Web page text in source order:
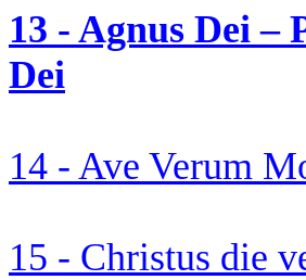
13 - Agnus Dei –
Dei
14 - Ave Verum
15 - Christus die